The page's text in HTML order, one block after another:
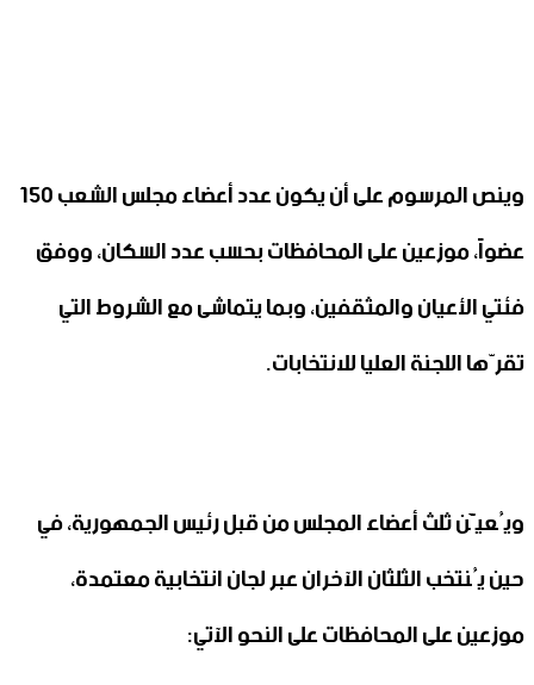
وينص المرسوم على أن يكون عدد أعضاء مجلس الشعب 150
عضواً، موزعين على المحافظات بحسب عدد السكان، ووفق
فئتي الأعيان والمثقفين، وبما يتماشى مع الشروط التي
تقرّها اللجنة العليا للانتخابات.
ويُعيَّن ثلث أعضاء المجلس من قبل رئيس الجمهورية، في
حين يُنتخب الثلثان الآخران عبر لجان انتخابية معتمدة،
موزعين على المحافظات على النحو الآتي: